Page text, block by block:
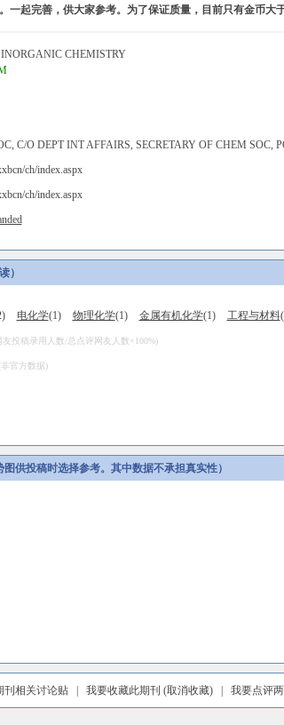
一起完善，供大家参考。为了保证质量，目前只有金币大
CHEMISTRY
C/O DEPT INT AFFAIRS, SECRETARY OF CHEM SOC,
ch/index.aspx
ch/index.aspx
）
电化学(1) 物理化学(1) 金属有机化学(1) 工程与材料
投稿录用人数/总点评网友人数×100%)
官方数据)
供投稿时选择参考。其中数据不承担真实性）
刊相关讨论贴| 我要收藏此期刊 (取消收藏)| 我要点评